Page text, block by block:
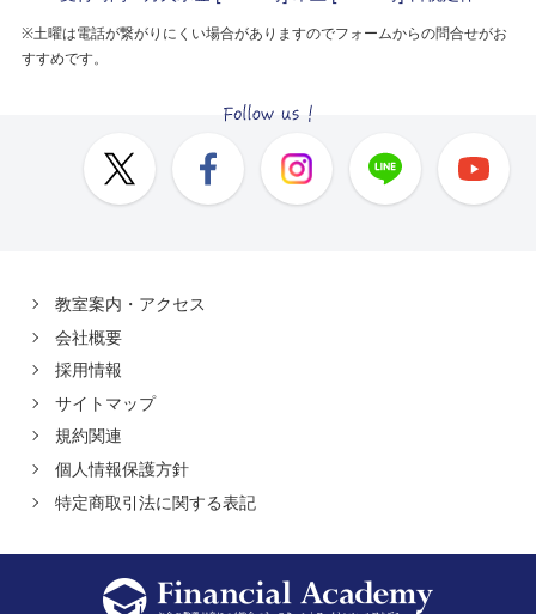
※土曜は電話が繋がりにくい場合がありますのでフォームからの問合せがお
すすめです。
教室案内・アクセス
会社概要
採用情報
サイトマップ
規約関連
個人情報保護方針
特定商取引法に関する表記